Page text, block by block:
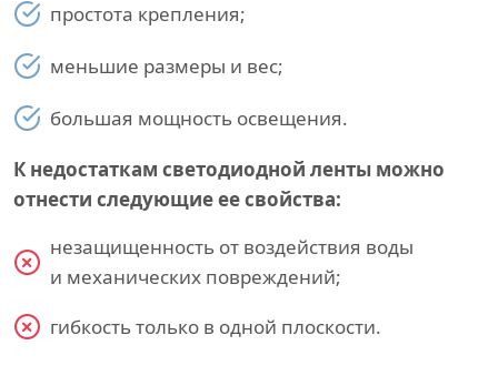
простота крепления;
меньшие размеры и вес;
большая мощность освещения.
К недостаткам светодиодной ленты можно
отнести следующие ее свойства:
незащищенность от воздействия воды
и механических повреждений;
гибкость только в одной плоскости.